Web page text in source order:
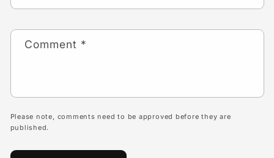
Comment *
Please note, comments need to be approved before they are
published.